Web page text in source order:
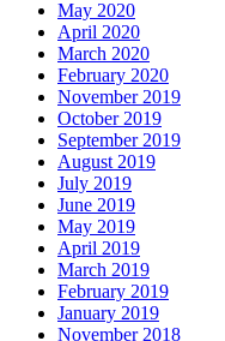
May 2020
April 2020
March 2020
February 2020
November 2019
October 2019
September 2019
August 2019
July 2019
June 2019
May 2019
April 2019
March 2019
February 2019
January 2019
November 2018